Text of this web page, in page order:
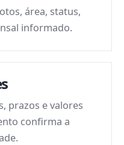
área, status,
informado.
prazos e valores
confirma a